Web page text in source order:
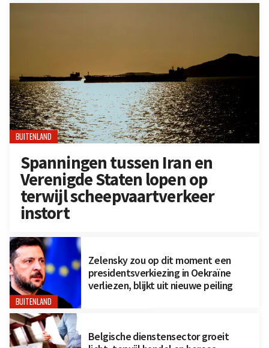
BUITENLAND
Spanningen tussen Iran en
Verenigde Staten lopen op
terwijl scheepvaartverkeer
instort
BUITENLAND
Zelensky zou op dit moment een
presidentsverkiezing in Oekraïne
verliezen, blijkt uit nieuwe peiling
Belgische dienstensector groeit